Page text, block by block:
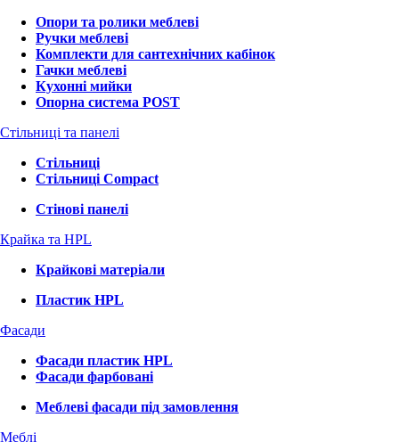
Опори та ролики меблеві
Ручки меблеві
Комплекти для сантехнічних кабінок
Гачки меблеві
Кухонні мийки
Опорна система POST
Стільниці та панелі
Стільниці
Стільниці Compact
Стінові панелі
Крайка та HPL
Крайкові матеріали
Пластик HPL
Фасади
Фасади пластик HPL
Фасади фарбовані
Меблеві фасади під замовлення
Меблі